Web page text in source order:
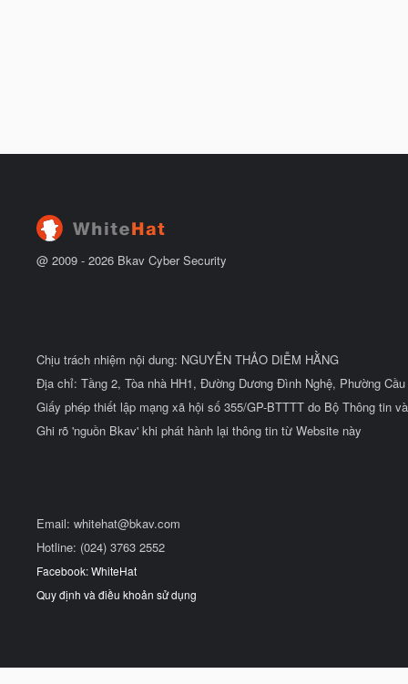
@ 2009 - 2026 Bkav Cyber Security
Chịu trách nhiệm nội dung: NGUYỄN THẢO DIỄM HẰNG
Địa chỉ: Tầng 2, Tòa nhà HH1, Đường Dương Đình Nghệ, Phường
Giấy phép thiết lập mạng xã hội số 355/GP-BTTTT do Bộ Thông tin
Ghi rõ 'nguồn Bkav' khi phát hành lại thông tin từ Website này
Email: whitehat@bkav.com
Hotline: (024) 3763 2552
Facebook: WhiteHat
Quy định và điều khoản sử dụng